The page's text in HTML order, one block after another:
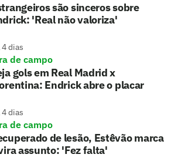
são sinceros sobre
'Real não valoriza'
4 dias
de campo
gols em Real Madrid x
Endrick abre o placar
4 dias
de campo
de lesão, Estêvão marca
assunto: 'Fez falta'